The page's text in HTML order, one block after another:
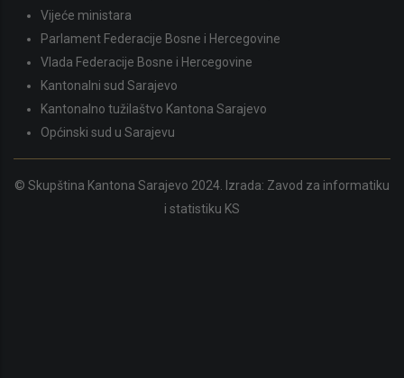
Vijeće ministara
Parlament Federacije Bosne i Hercegovine
Vlada Federacije Bosne i Hercegovine
Kantonalni sud Sarajevo
Kantonalno tužilaštvo Kantona Sarajevo
Općinski sud u Sarajevu
© Skupština Kantona Sarajevo 2024. Izrada: Zavod za informatiku
i statistiku KS